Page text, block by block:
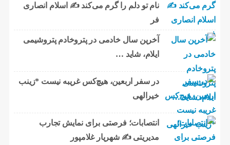
نام تو دلم را گرم می‌کند ✍️ اسلام انصاری
فر
آخرین سال خادمی در پتروخادم پتروشیمی
ایلام، شاید …
در سفر اربعین، هیچ‌کس غریبه نیست *زینب
خیرالهی
انتصابات؛ فرصتی برای نمایش تجارب
مدیریتی ✍ شهریار غلامپور